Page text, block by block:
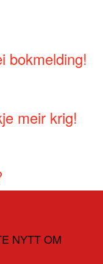
bokmelding!
meir krig!
NYTT OM